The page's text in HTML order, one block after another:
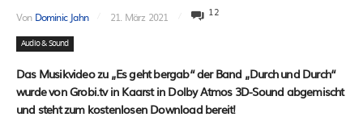
Von Dominic Jahn 21. März 2021 12
Audio & Sound
Das Musikvideo zu „Es geht bergab“ der Band „Durch und Durch“
wurde von Grobi.tv in Kaarst in Dolby Atmos 3D-Sound abgemischt
und steht zum kostenlosen Download bereit!